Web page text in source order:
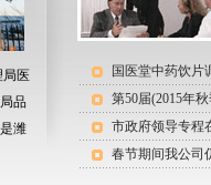
医
品
潍
国医堂中药饮片
市政府领导专程
春节期间我公司